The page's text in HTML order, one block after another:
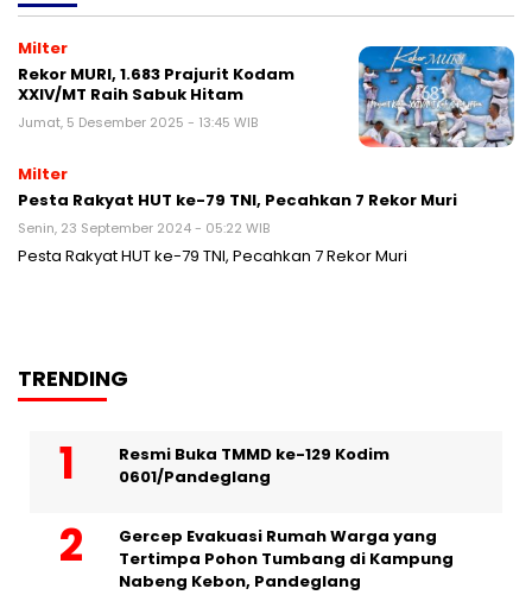
Milter
Rekor MURI, 1.683 Prajurit Kodam
XXIV/MT Raih Sabuk Hitam
Jumat, 5 Desember 2025 - 13:45 WIB
Milter
Pesta Rakyat HUT ke-79 TNI, Pecahkan 7 Rekor Muri
Senin, 23 September 2024 - 05:22 WIB
Pesta Rakyat HUT ke-79 TNI, Pecahkan 7 Rekor Muri
TRENDING
Resmi Buka TMMD ke-129 Kodim
0601/Pandeglang
Gercep Evakuasi Rumah Warga yang
Tertimpa Pohon Tumbang di Kampung
Nabeng Kebon, Pandeglang